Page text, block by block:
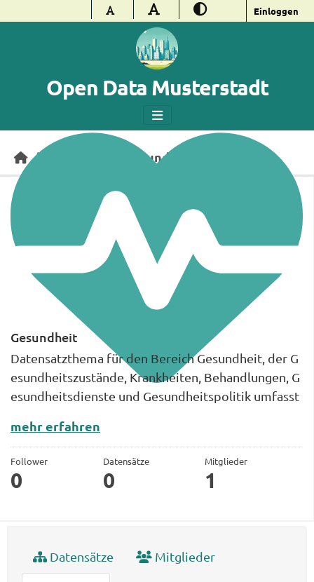
Überspringen zum Hauptinhalt Einloggen
Open Data Musterstadt
Gesundheit
Gesundheit
Datensatzthema für den Bereich Gesundheit, der G
esundheitszustände, Krankheiten, Behandlungen, G
esundheitsdienste und Gesundheitspolitik umfasst
mehr erfahren
Follower
0
Datensätze
0
Mitglieder
1
Datensätze Mitglieder